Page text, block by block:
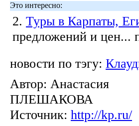
Это интересно:
2. Туры в Карпаты,
предложений и цен...
новости по тэгу:
Автор: Анастасия
ПЛЕШАКОВА
Источник: http://kp.ru/